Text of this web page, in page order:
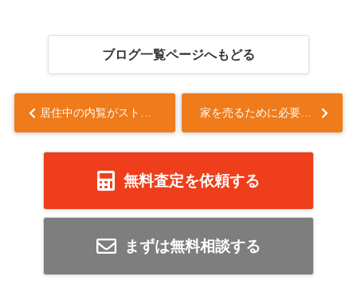
ブログ一覧ページへもどる
居住中の内覧がストレスになる理由は？内覧なしで売却する方法も解説... 家を売るために必要な準備は？損をしない流れや査定についても解説...
無料査定を依頼する
まずは無料相談する